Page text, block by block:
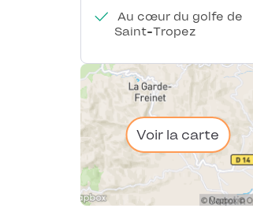
Au cœur du golfe de
Saint-Tropez
Voir la carte